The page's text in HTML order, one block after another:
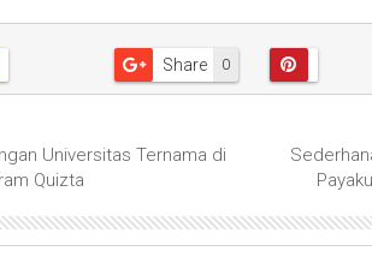
0
Share
Universitas Ternama di
Quizta